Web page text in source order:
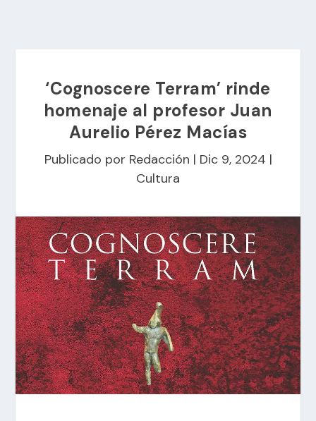
‘Cognoscere Terram’ rinde
homenaje al profesor Juan
Aurelio Pérez Macías
Publicado por Redacción | Dic 9, 2024 |
Cultura